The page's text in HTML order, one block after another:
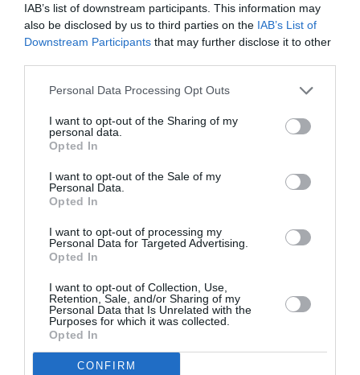
IAB’s list of downstream participants. This information may
also be disclosed by us to third parties on the IAB’s List of
Downstream Participants that may further disclose it to other
Personal Data Processing Opt Outs
I want to opt-out of the Sharing of my
personal data.
Opted In
I want to opt-out of the Sale of my
Personal Data.
Opted In
I want to opt-out of processing my
Personal Data for Targeted Advertising.
Opted In
I want to opt-out of Collection, Use,
Retention, Sale, and/or Sharing of my
Personal Data that Is Unrelated with the
Purposes for which it was collected.
Opted In
CONFIRM
αφορολόγητο πετρέλαιο, εξασφάλιση προσιτών
αγροτικών μέσων, εφοδίων και μηχανημάτων με
ευθύνη του κράτους, κατάργηση του ΦΠΑ στα είδη
πλατιάς λαϊκής κατανάλωσης, μέτρα προστασίας της
παραγωγής από φυσικές καταστροφές και ασθένειες
-Στο γεγονός ότι η ευρωενωσιακή κοινή αγορά και η
ΚΑΠ το μόνο που εγγυώνται είναι τα κέρδη των
επιχειρηματικών ομίλων οι οποίοι, μαζί με το κράτος,
καταληστεύουν τόσο τους βιοπαλαιστές
αγροτοπαραγωγούς όσο και τα λαϊκά στρώματα, που
έρχονται αντιμέτωπα με την τεράστια ακρίβεια».
ΚΚΕ ΤΙΜΗ ΕΛΑΙΟΛΑΔΟΥ ΕΥΡΩΒΟΥΛΗ
Facebook